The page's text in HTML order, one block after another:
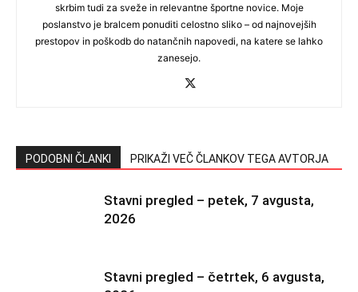
skrbim tudi za sveže in relevantne športne novice. Moje
poslanstvo je bralcem ponuditi celostno sliko – od najnovejših
prestopov in poškodb do natančnih napovedi, na katere se lahko
zanesejo.
PODOBNI ČLANKI PRIKAŽI VEČ ČLANKOV TEGA AVTORJA
Stavni pregled – petek, 7 avgusta,
2026
Stavni pregled – četrtek, 6 avgusta,